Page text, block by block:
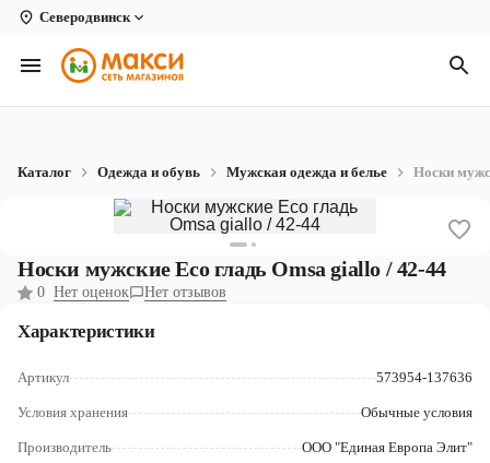
Северодвинск
Вологда
Архангельск
Коряжма
Котлас
Рыбинск
Северодвинск
Каталог Одежда и обувь Мужская одежда и белье Носки
Носки мужские Eco гладь Omsa giallo / 42-44
0 Нет оценок Нет отзывов
Характеристики
Артикул 573954-137636
Условия хранения Обычные условия
Производитель ООО "Единая Европа Элит"